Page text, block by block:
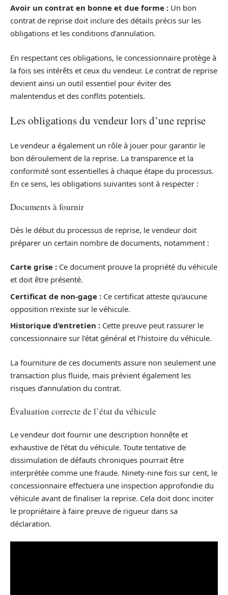
Avoir un contrat en bonne et due forme : Un bon
contrat de reprise doit inclure des détails précis sur les
obligations et les conditions d’annulation.
En respectant ces obligations, le concessionnaire protège à
la fois ses intérêts et ceux du vendeur. Le contrat de reprise
devient ainsi un outil essentiel pour éviter des
malentendus et des conflits potentiels.
Les obligations du vendeur lors d’une reprise
Le vendeur a également un rôle à jouer pour garantir le
bon déroulement de la reprise. La transparence et la
conformité sont essentielles à chaque étape du processus.
En ce sens, les obligations suivantes sont à respecter :
Documents à fournir
Dès le début du processus de reprise, le vendeur doit
préparer un certain nombre de documents, notamment :
Carte grise : Ce document prouve la propriété du véhicule
et doit être présenté.
Certificat de non-gage : Ce certificat atteste qu’aucune
opposition n’existe sur le véhicule.
Historique d’entretien : Cette preuve peut rassurer le
concessionnaire sur l’état général et l’histoire du véhicule.
La fourniture de ces documents assure non seulement une
transaction plus fluide, mais prévient également les
risques d’annulation du contrat.
Évaluation correcte de l’état du véhicule
Le vendeur doit fournir une description honnête et
exhaustive de l’état du véhicule. Toute tentative de
dissimulation de défauts chroniques pourrait être
interprétée comme une fraude. Ninety-nine fois sur cent, le
concessionnaire effectuera une inspection approfondie du
véhicule avant de finaliser la reprise. Cela doit donc inciter
le propriétaire à faire preuve de rigueur dans sa
déclaration.